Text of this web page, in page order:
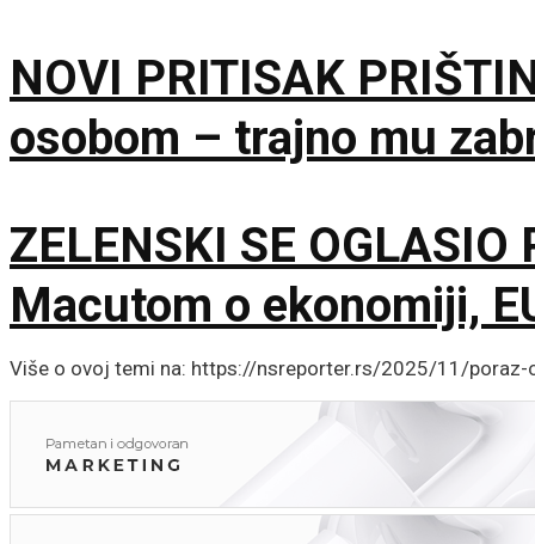
NOVI PRITISAK
osobom – trajno mu
ZELENSKI SE
Macutom o ekonomiji,
Više o ovoj temi na: https://nsreporter.rs/2025/11/